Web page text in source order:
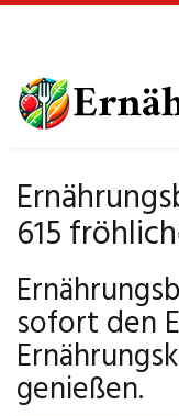
main
content
615
sofort den
genießen.